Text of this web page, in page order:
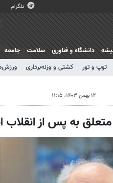
تلگرام
دانشگاه و فناوری سلامت جامعه
توپ و تور کشتی و وزنه‌برداری
۱۲ بهمن ۱۴۰۳، ۱۱:۱۵
به پس از